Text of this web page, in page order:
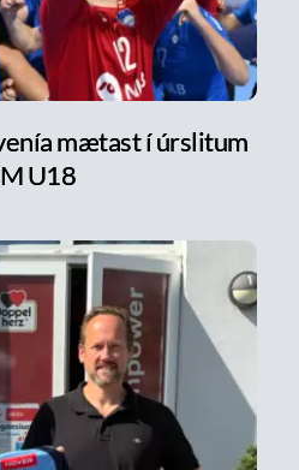
mætast í úrslitum
U18